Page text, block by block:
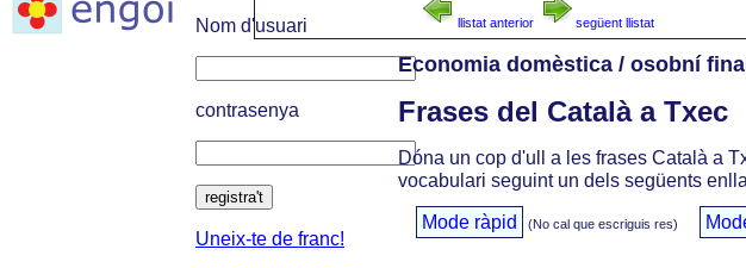
Nom d'usuari
contrasenya
registra't
Uneix-te de franc!
llistat anterior següent llistat
Economia domèstica / osobní
Frases del Català a Txec
Dóna un cop d'ull a les frases Català a
vocabulari seguint un dels següents
Mode ràpid (No cal que escriguis res)